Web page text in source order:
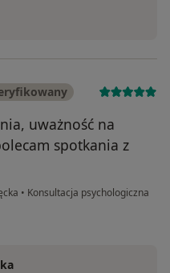
uważność na
spotkania z
• Konsultacja psychologiczna